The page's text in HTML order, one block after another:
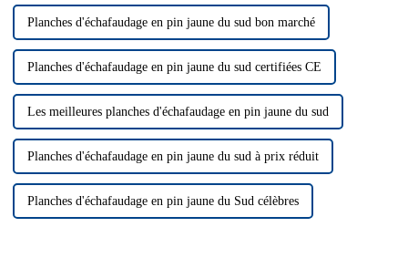
Planches d'échafaudage en pin jaune du sud bon marché
Planches d'échafaudage en pin jaune du sud certifiées CE
Les meilleures planches d'échafaudage en pin jaune du sud
Planches d'échafaudage en pin jaune du sud à prix réduit
Planches d'échafaudage en pin jaune du Sud célèbres